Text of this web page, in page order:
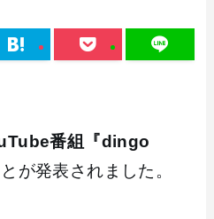
番組『dingo
が発表されました。